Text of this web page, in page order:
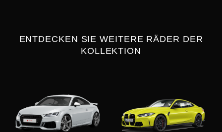
ENTDECKEN SIE WEITERE RÄDER DER
KOLLEKTION